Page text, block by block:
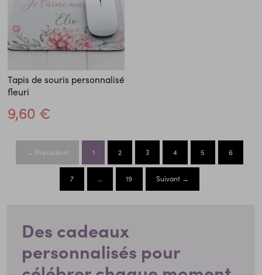
Tapis de souris personnalisé
fleuri
9,60 €
← Précédent 1 2 3 4 5 6
7 … 19 Suivant →
Des cadeaux
personnalisés pour